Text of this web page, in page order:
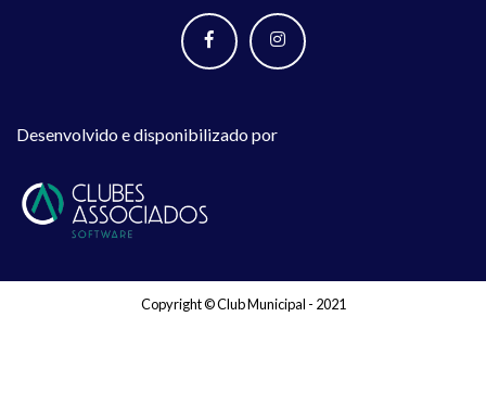
Desenvolvido e disponibilizado por
Copyright © Club Municipal - 2021